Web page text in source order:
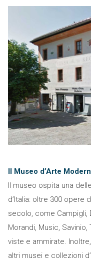
Il Museo d’Arte
Il museo ospita una
d’Italia: oltre 300 opere
secolo, come Campigli,
Morandi, Music,
viste e ammirate.
altri musei e collezioni